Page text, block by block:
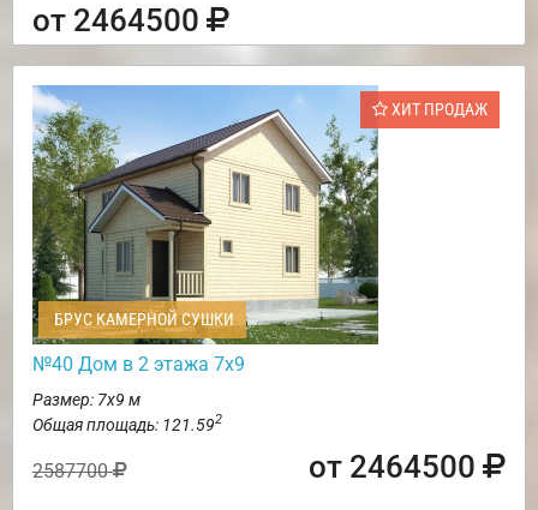
от 2464500
ХИТ ПРОДАЖ
БРУС КАМЕРНОЙ СУШКИ
№40 Дом в 2 этажа 7х9
Размер: 7х9 м
Общая площадь: 121.592
2587700 от 2464500